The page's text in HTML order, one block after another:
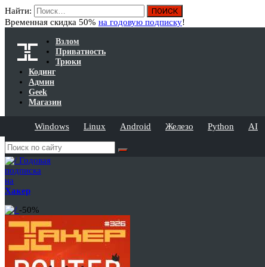
Найти:
Временная скидка 50% на годовую подписку!
Взлом
Приватность
Трюки
Кодинг
Админ
Geek
Магазин
Windows Linux Android Железо Python AI
Годовая
подписка
на
Хакер
-50%